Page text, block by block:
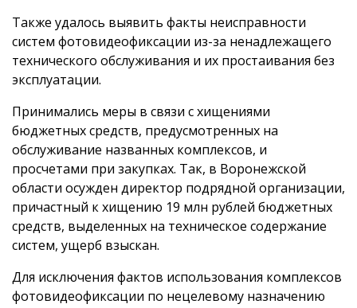
Также удалось выявить факты неисправности
систем фотовидеофиксации из-за ненадлежащего
технического обслуживания и их простаивания без
эксплуатации.
Принимались меры в связи с хищениями
бюджетных средств, предусмотренных на
обслуживание названных комплексов, и
просчетами при закупках. Так, в Воронежской
области осужден директор подрядной организации,
причастный к хищению 19 млн рублей бюджетных
средств, выделенных на техническое содержание
систем, ущерб взыскан.
Для исключения фактов использования комплексов
фотовидеофиксации по нецелевому назначению